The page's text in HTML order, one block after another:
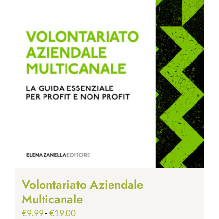
Volontariato Aziendale
Multicanale
€9.99-€19.00Fascia